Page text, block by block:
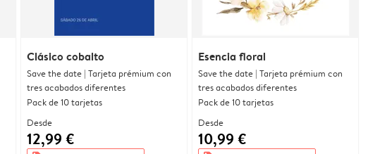
Clásico cobalto
Save the date | Tarjeta prémium con
tres acabados diferentes
Pack de 10 tarjetas
Desde
12,99 €
Esencia floral
Save the date | Tarjeta prémium con
tres acabados diferentes
Pack de 10 tarjetas
Desde
10,99 €